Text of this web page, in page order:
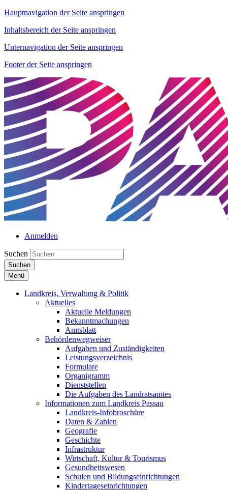
Hauptnavigation der Seite anspringen
Inhaltsbereich der Seite anspringen
Unternavigation der Seite anspringen
Footer der Seite anspringen
Anmelden
Suchen
Suchen
Menü
Landkreis, Verwaltung & Politik
Aktuelles
Aktuelle Meldungen
Bekanntmachungen
Amtsblatt
Behördenwegweiser
Aufgaben und Zuständigkeiten
Leistungsverzeichnis
Formulare
Organigramm
Dienststellen
Die Aufgaben des Landratsamtes
Informationen zum Landkreis Passau
Landkreis-Infobroschüre
Daten & Zahlen
Geografie
Geschichte
Infrastruktur
Wirtschaft, Kultur & Tourismus
Gesundheitswesen
Schulen und Bildungseinrichtungen
Kindertageseinrichtungen